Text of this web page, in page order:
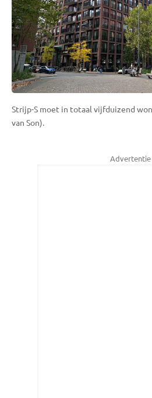
Strijp-S moet in totaal vijfduizend
van Son).
Advertentie